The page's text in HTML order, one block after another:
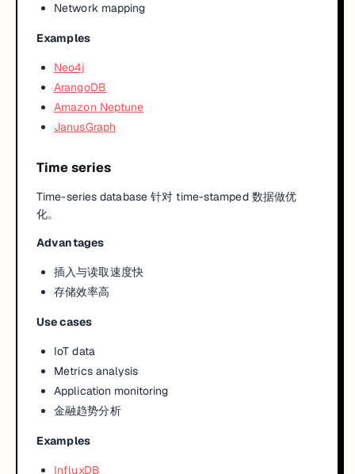
Network mapping
Examples
Neo4j
ArangoDB
Amazon Neptune
JanusGraph
Time series
Time-series database 针对 time-stamped 数据做优
化。
Advantages
插入与读取速度快
存储效率高
Use cases
IoT data
Metrics analysis
Application monitoring
金融趋势分析
Examples
InfluxDB